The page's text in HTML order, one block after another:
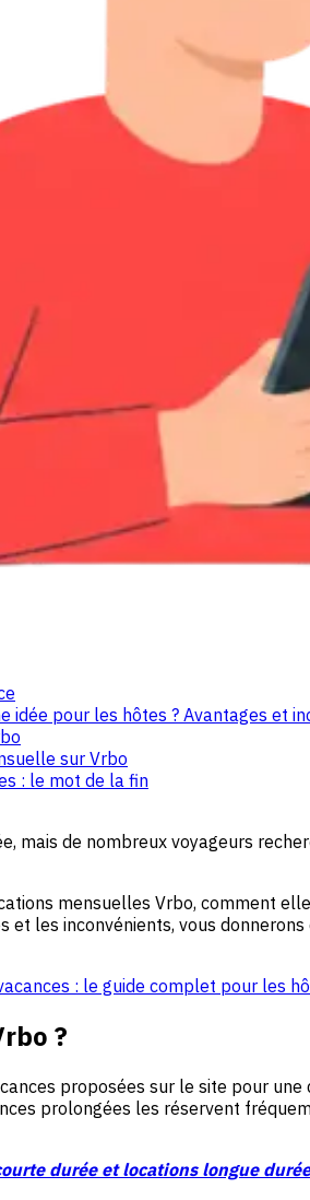
pour les hôtes ? Avantages et
sur Vrbo
: le mot de la fin
mais de nombreux voyageurs
mensuelles Vrbo, comment
les inconvénients, vous
: le guide complet pour les
?
proposées sur le site pour
prolongées les réservent
durée et locations longue durée